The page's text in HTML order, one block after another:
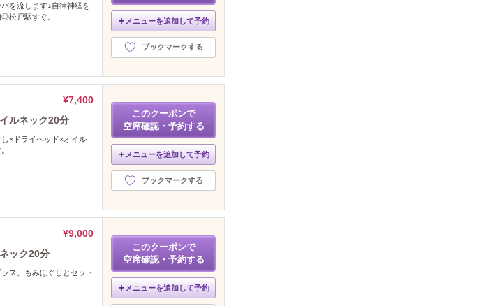
を流します♪自律神経を
松戸駅すぐ。
メニューを追加して予約
ブックマークする
¥7,400
ルネック20分
×ドライヘッド×オイル
このクーポンで
空席確認・予約する
メニューを追加して予約
ブックマークする
¥9,000
ック20分
ス。もみほぐしとセット
このクーポンで
空席確認・予約する
メニューを追加して予約